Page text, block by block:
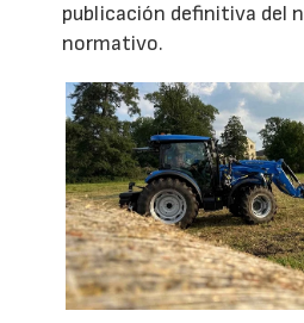
publicación definitiva del
normativo.